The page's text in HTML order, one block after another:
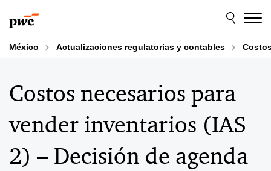
to
content
to
footer
México Actualizaciones regulatorias y contables
Costos necesarios para
vender inventarios (IAS
2) – Decisión de agenda